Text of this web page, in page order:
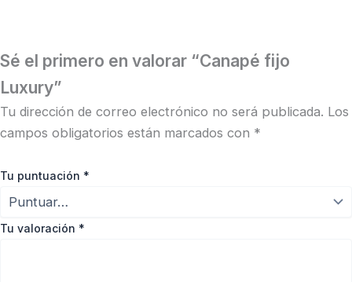
Sé el primero en valorar “Canapé fijo
Luxury”
Tu dirección de correo electrónico no será publicada. Los
campos obligatorios están marcados con *
Tu puntuación *
Tu valoración *